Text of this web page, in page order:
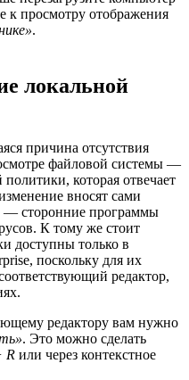
к просмотру отображения
.
локальной
причина отсутствия
файловой системы —
которая отвечает
вносят сами
— сторонние программы
К тому же стоит
доступны только в
поскольку для их
редактор,
редактору вам нужно
. Это можно сделать
R или через контекстное